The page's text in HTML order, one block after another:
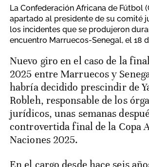
La Confederación Africana de Fútbol
apartado al presidente de su comité
los incidentes que se produjeron
encuentro Marruecos-Senegal, el 18
Nuevo giro en el caso de la final de la CAN
2025 entre Marruecos y
habría decidido prescindir de
Robleh, responsable de los
jurídicos, unas semanas
controvertida final de la Copa
Naciones 2025.